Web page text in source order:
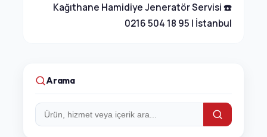
Kağıthane Hamidiye Jeneratör Servisi ☎️
0216 504 18 95 | İstanbul
Arama
Arama: